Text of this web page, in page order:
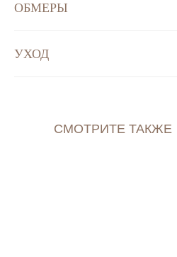
ОБМЕРЫ
УХОД
СМОТРИТЕ ТАКЖЕ